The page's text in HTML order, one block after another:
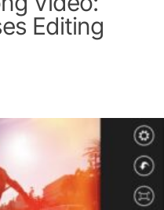
Editing